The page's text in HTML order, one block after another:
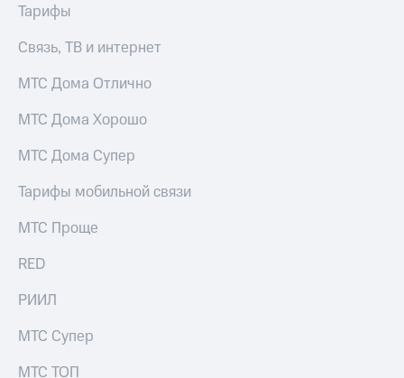
Тарифы
Связь, ТВ и интернет
МТС Дома Отлично
МТС Дома Хорошо
МТС Дома Супер
Тарифы мобильной связи
МТС Проще
RED
РИИЛ
МТС Супер
МТС ТОП